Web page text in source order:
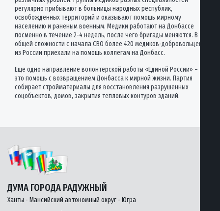
регулярно прибывают в больницы народных республик,
освобожденных территорий и оказывают помощь мирному
населению и раненым военным. Медики работают на Донбассе
посменно в течение 2-4 недель, после чего бригады меняются. В
общей сложности с начала СВО более 420 медиков-добровольцев
из России приехали на помощь коллегам на Донбасс.
Еще одно направление волонтерской работы «Единой России» –
это помощь с возвращением Донбасса к мирной жизни. Партия
собирает стройматериалы для восстановления разрушенных
соцобъектов, домов, закрытия тепловых контуров зданий.
ДУМА ГОРОДА РАДУЖНЫЙ
Ханты - Мансийский автономный округ - Югра